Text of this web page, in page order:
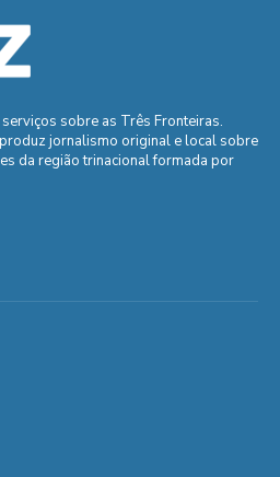
sobre as Três Fronteiras.
jornalismo original e local sobre
da região trinacional formada por